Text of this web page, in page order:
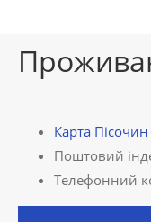
Карта Пісочин
Поштовий
Телефонний